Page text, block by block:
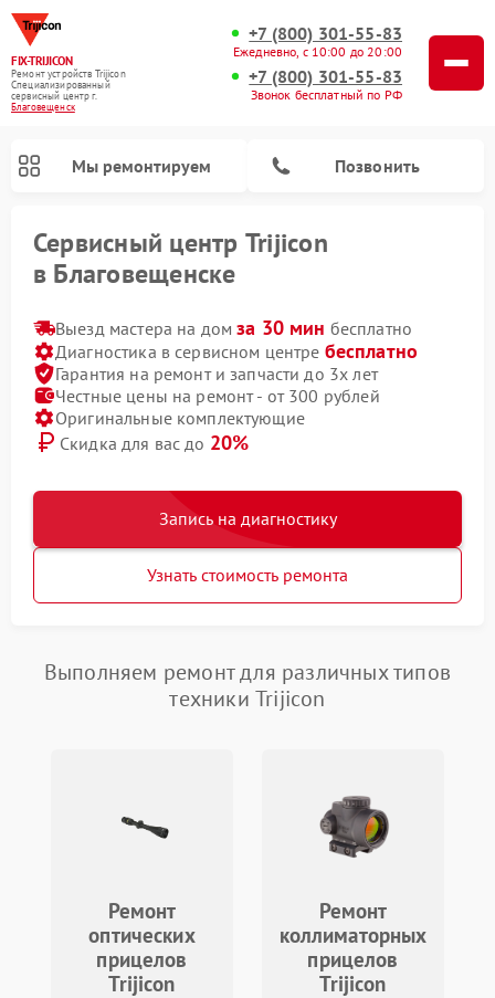
FIX-TRIJICON
Ремонт устройств Trijicon
Специализированный
cервисный центр г.
Благовещенск
+7 (800) 301-55-83
Ежедневно, с 10:00 до 20:00
+7 (800) 301-55-83
Звонок бесплатный по РФ
Мы ремонтируем Позвонить
Сервисный центр Trijicon
в Благовещенске
Выезд мастера на домза 30 мин бесплатно
Диагностика в сервисном центре бесплатно
Гарантия на ремонт и запчасти до 3х лет
Честные цены на ремонт - от 300 рублей
Оригинальные комплектующие
Скидка для вас до 20%
Запись на диагностику
Узнать стоимость ремонта
Выполняем ремонт для различных типов
техники Trijicon
Ремонт
оптических
прицелов
Trijicon
Ремонт
коллиматорных
прицелов
Trijicon